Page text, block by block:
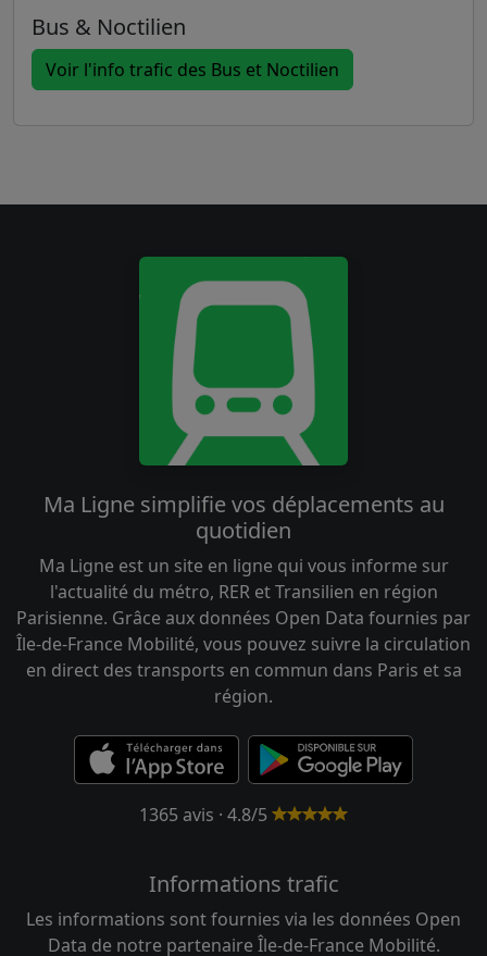
Bus & Noctilien
Voir l'info trafic des Bus et Noctilien
Ma Ligne simplifie vos déplacements au
quotidien
Ma Ligne est un site en ligne qui vous informe sur
l'actualité du métro, RER et Transilien en région
Parisienne. Grâce aux données Open Data fournies par
Île-de-France Mobilité, vous pouvez suivre la circulation
en direct des transports en commun dans Paris et sa
région.
1365 avis · 4.8/5
Informations trafic
Les informations sont fournies via les données Open
Data de notre partenaire Île-de-France Mobilité.